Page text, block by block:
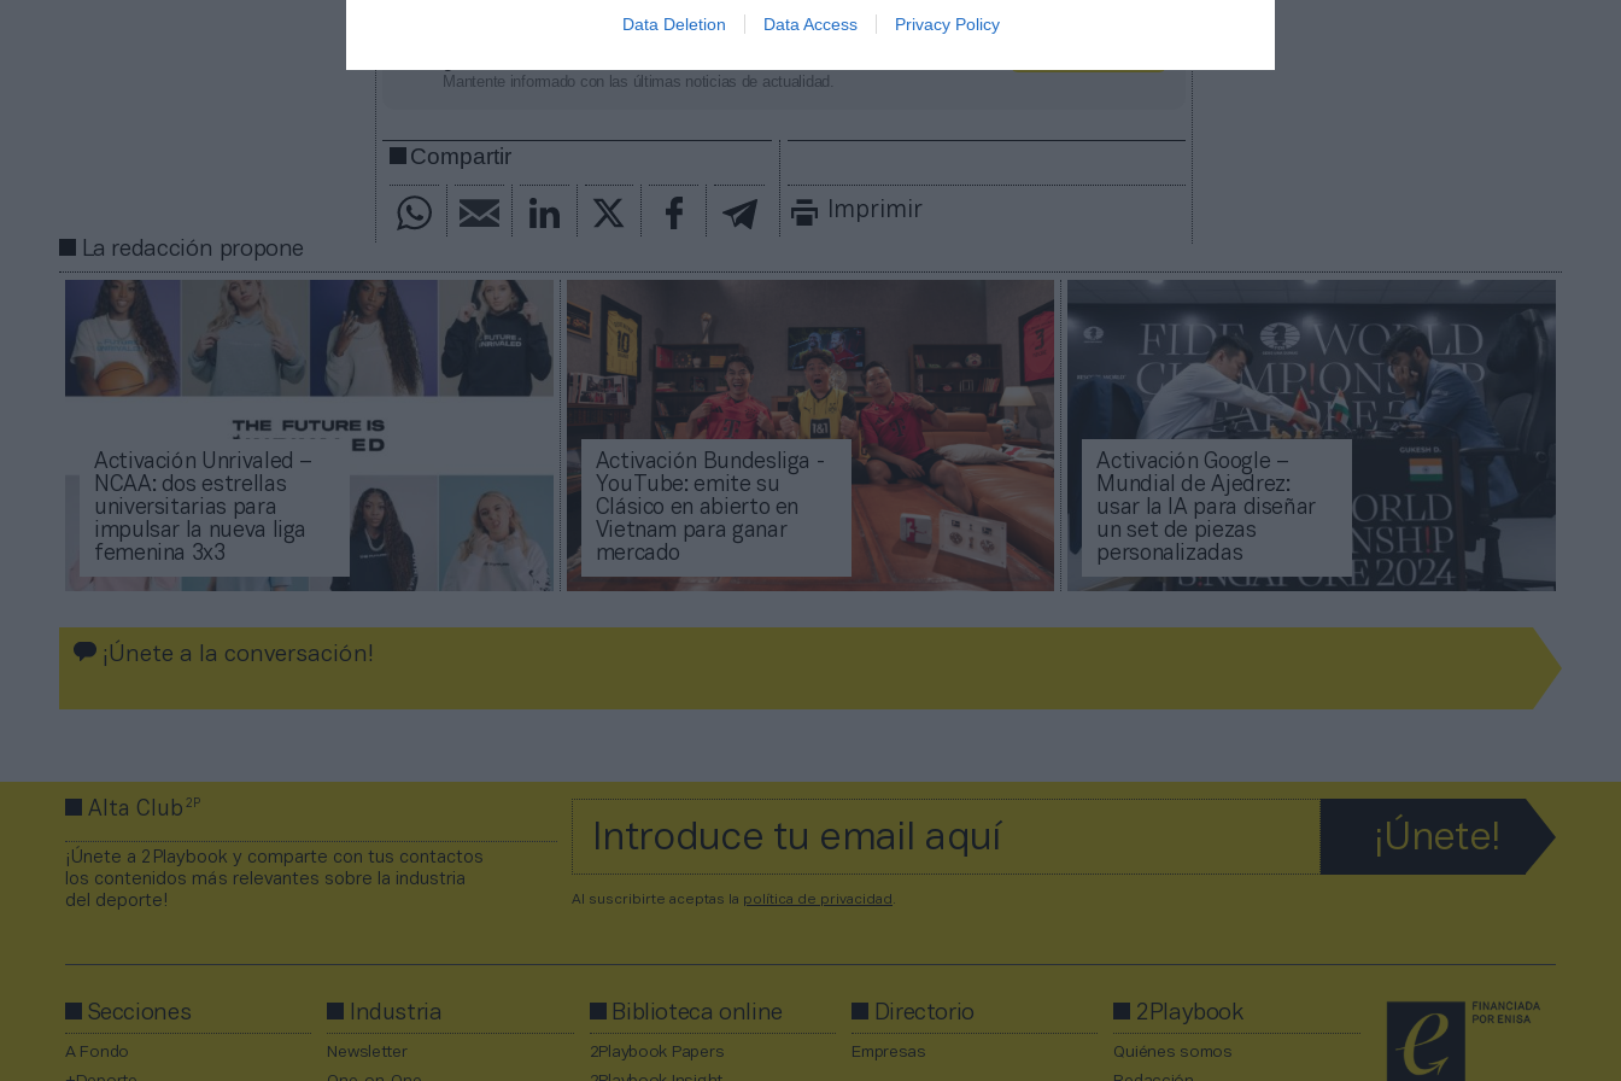
Data Deletion Data Access Privacy Policy
como fuente preferida de Google de forma
Mantente informado con las últimas noticias de actualidad.
Compartir
Imprimir
La redacción propone
Activación Unrivaled –
NCAA: dos estrellas
universitarias para
impulsar la nueva liga
femenina 3x3
Activación Bundesliga -
YouTube: emite su
Clásico en abierto en
Vietnam para ganar
mercado
Activación Google –
Mundial de Ajedrez:
usar la IA para diseñar
un set de piezas
personalizadas
¡Únete a la conversación!
Alta Club2P
¡Únete a 2Playbook y comparte con tus contactos
los contenidos más relevantes sobre la industria
del deporte!
Al suscribirte aceptas la política de privacidad
Secciones
A Fondo
Industria
Newsletter
Biblioteca online
2Playbook Papers
Directorio
Empresas
2Playbook
Quiénes somos